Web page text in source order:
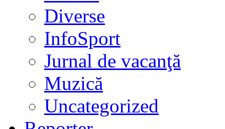
Diverse
InfoSport
Jurnal de vacanţă
Muzică
Uncategorized